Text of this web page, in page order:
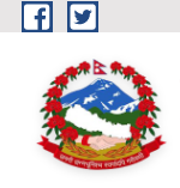
Skip to main content